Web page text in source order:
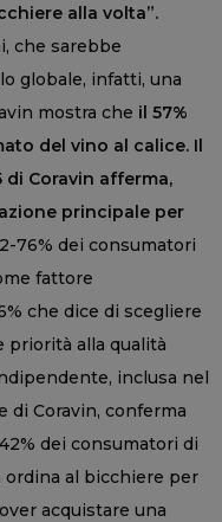
alla volta”.
che sarebbe
globale, infatti, una
mostra che il 57%
del vino al calice. Il
di Coravin afferma,
principale per
76% dei consumatori
fattore
che dice di scegliere
priorità alla qualità
inclusa nel
di Coravin, conferma
dei consumatori di
al bicchiere per
acquistare una